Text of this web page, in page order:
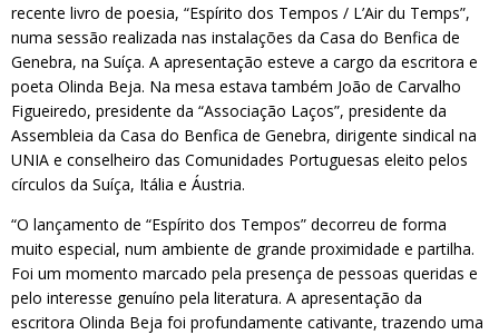
recente livro de poesia, “Espírito dos Tempos / L’Air du Temps”,
numa sessão realizada nas instalações da Casa do Benfica de
Genebra, na Suíça. A apresentação esteve a cargo da escritora e
poeta Olinda Beja. Na mesa estava também João de Carvalho
Figueiredo, presidente da “Associação Laços”, presidente da
Assembleia da Casa do Benfica de Genebra, dirigente sindical na
UNIA e conselheiro das Comunidades Portuguesas eleito pelos
círculos da Suíça, Itália e Áustria.
“O lançamento de “Espírito dos Tempos” decorreu de forma
muito especial, num ambiente de grande proximidade e partilha.
Foi um momento marcado pela presença de pessoas queridas e
pelo interesse genuíno pela literatura. A apresentação da
escritora Olinda Beja foi profundamente cativante, trazendo uma